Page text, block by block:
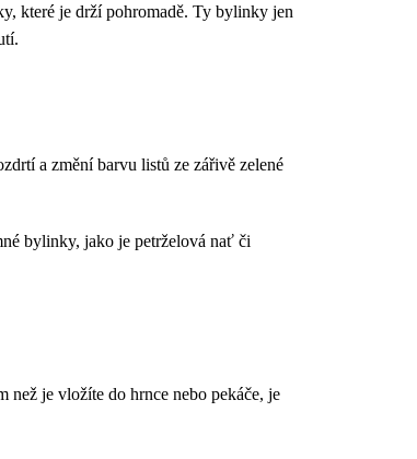
které je drží pohromadě. Ty bylinky jen
a změní barvu listů ze zářivě zelené
bylinky, jako je petrželová nať či
než je vložíte do hrnce nebo pekáče, je